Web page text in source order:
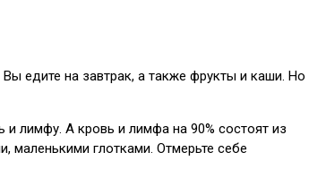
едите на завтрак, а также фрукты и каши. Но
лимфу. А кровь и лимфа на 90% состоят из
маленькими глотками. Отмерьте себе